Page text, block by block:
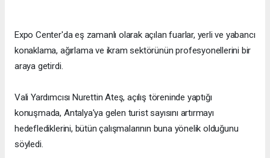
Expo Center'da eş zamanlı olarak açılan fuarlar, yerli ve yabancı
konaklama, ağırlama ve ikram sektörünün profesyonellerini bir
araya getirdi.
Vali Yardımcısı Nurettin Ateş, açılış töreninde yaptığı
konuşmada, Antalya'ya gelen turist sayısını artırmayı
hedeflediklerini, bütün çalışmalarının buna yönelik olduğunu
söyledi.